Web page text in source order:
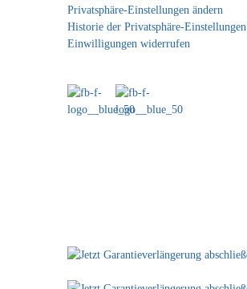
Privatsphäre-Einstellungen ändern
Historie der Privatsphäre-Einstellungen
Einwilligungen widerrufen